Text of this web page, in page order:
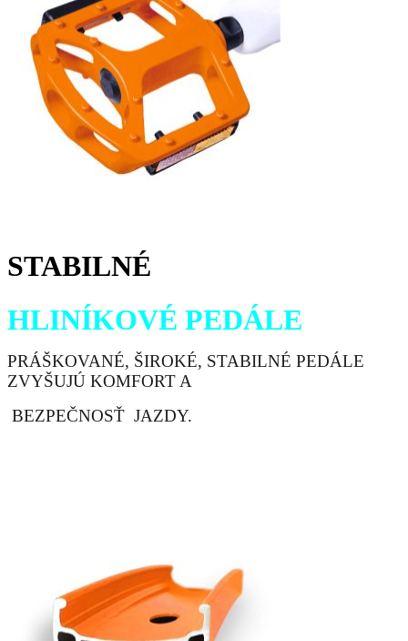
STABILNÉ
HLINÍKOVÉ PEDÁLE
PRÁŠKOVANÉ, ŠIROKÉ, STABILNÉ PEDÁLE
ZVYŠUJÚ KOMFORT A
BEZPEČNOSŤ JAZDY.